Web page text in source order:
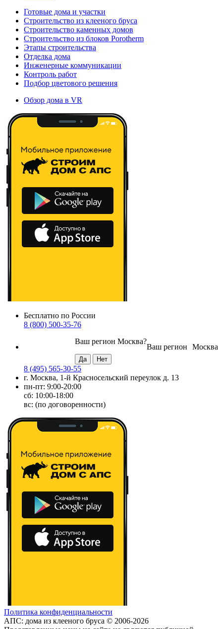
Готовые дома и участки
Строительство из клееного бруса
Строительство каменных домов
Строительство из блоков Porotherm
Этапы строительства
Отделка дома
Инженерные коммуникации
Контроль работ
Подбор цветового решения
Обзор дома в VR
Бесплатно по России
8 (800) 500-35-76
Москва
Ваш регион
Ваш регион Москва?
8 (495) 565-30-55
г. Москва, 1-й Красносельский переулок д. 13
пн-пт: 9:00-20:00
сб: 10:00-18:00
вс: (по договоренности)
Политика конфиденциальности
АПС: дома из клееного бруса © 2006-2026